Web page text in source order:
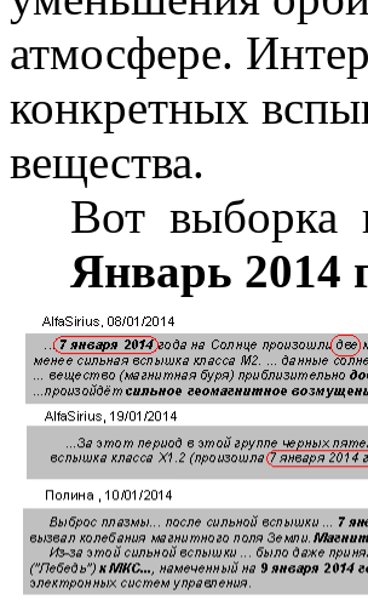
атмосфере.
конкретных
вещества.
Вот выборка
Январь 2014